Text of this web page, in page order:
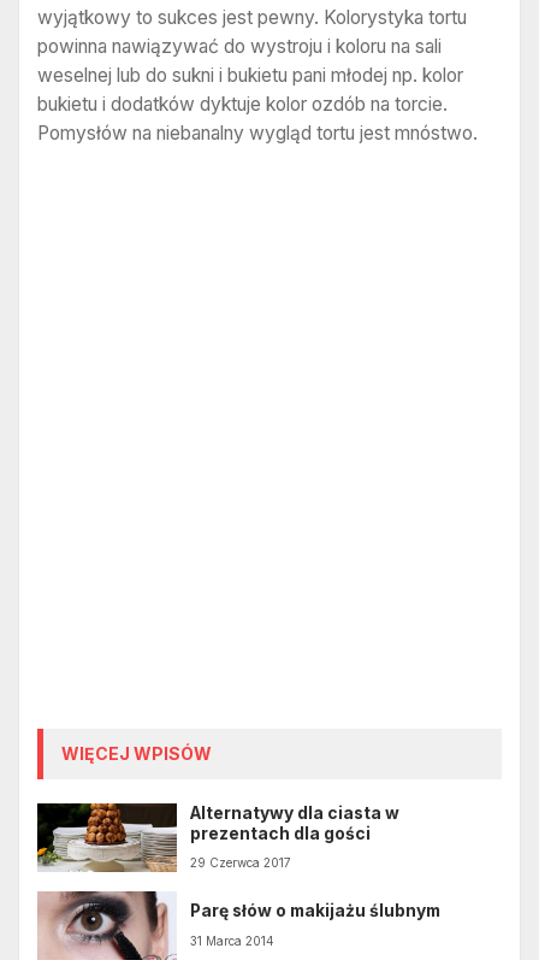
wyjątkowy to sukces jest pewny. Kolorystyka tortu
powinna nawiązywać do wystroju i koloru na sali
weselnej lub do sukni i bukietu pani młodej np. kolor
bukietu i dodatków dyktuje kolor ozdób na torcie.
Pomysłów na niebanalny wygląd tortu jest mnóstwo.
WIĘCEJ WPISÓW
Alternatywy dla ciasta w
prezentach dla gości
29 Czerwca 2017
Parę słów o makijażu ślubnym
31 Marca 2014